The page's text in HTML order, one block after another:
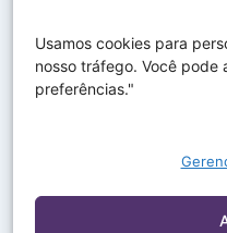
Usamos cookies para
nosso tráfego. Você pode
preferências."